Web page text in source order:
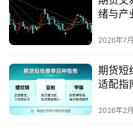
绪与产
2026年7
期货短
适配指
2026年2